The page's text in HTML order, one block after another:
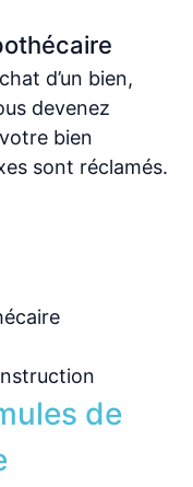
d’un bien,
devenez
bien
sont réclamés.
de